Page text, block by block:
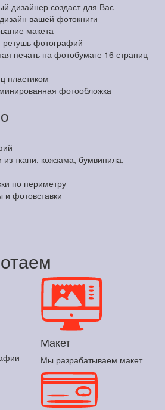
дизайнер создаст для Вас
вашей фотокниги
макета
ретушь фотографий
печать на фотобумаге 16 страниц
пластиком
фотообложка
ткани, кожзама, бумвинила,
по периметру
фотовставки
Макет
Мы разрабатываем макет